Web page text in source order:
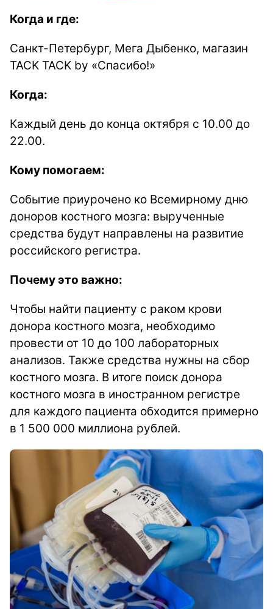
Когда и где:
Санкт-Петербург, Мега Дыбенко, магазин
TACK TACK by «Спасибо!»
Когда:
Каждый день до конца октября с 10.00 до
22.00.
Кому помогаем:
Cобытие приурочено ко Всемирному дню
доноров костного мозга: вырученные
средства будут направлены на развитие
российского регистра.
Почему это важно:
Чтобы найти пациенту с раком крови
донора костного мозга, необходимо
провести от 10 до 100 лабораторных
анализов. Также средства нужны на сбор
костного мозга. В итоге поиск донора
костного мозга в иностранном регистре
для каждого пациента обходится примерно
в 1 500 000 миллиона рублей.